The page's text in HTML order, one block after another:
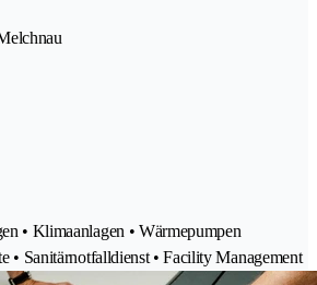
• Klimaanlagen • Wärmepumpen
• Sanitärnotfalldienst • Facility Management